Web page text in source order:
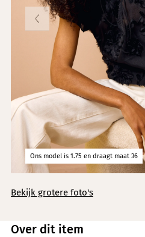
Ons model is 1.75 en draagt maat 36
Bekijk grotere foto's
Over dit item